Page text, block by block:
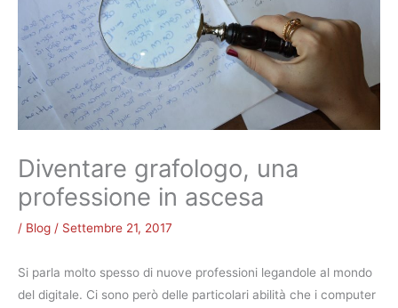
Diventare grafologo, una
professione in ascesa
/ Blog / Settembre 21, 2017
Si parla molto spesso di nuove professioni legandole al mondo
del digitale. Ci sono però delle particolari abilità che i computer